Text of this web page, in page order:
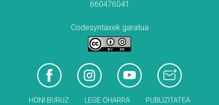
660476041
Codesyntaxek garatua
HONI BURUZ LEGE OHARRA PUBLIZITATEA